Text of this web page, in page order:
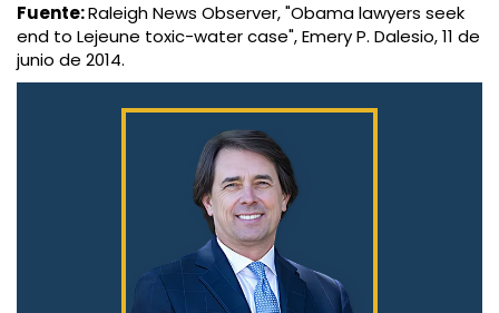
Fuente:Raleigh News Observer, "Obama lawyers seek
end to Lejeune toxic-water case", Emery P. Dalesio, 11 de
junio de 2014.